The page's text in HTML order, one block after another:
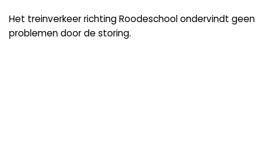
Het treinverkeer richting Roodeschool ondervindt geen
problemen door de storing.